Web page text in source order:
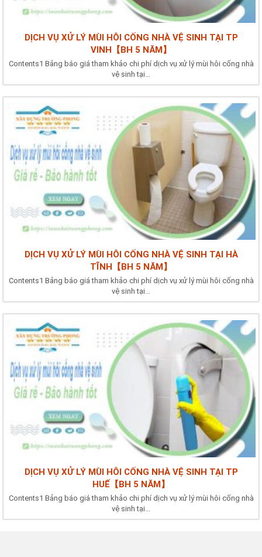
DỊCH VỤ XỬ LÝ MÙI HÔI CỐNG NHÀ VỆ SINH TẠI TP
VINH【BH 5 NĂM】
Contents1 Bảng báo giá tham khảo chi phí dịch vụ xử lý mùi hôi cống nhà
vệ sinh tại...
DỊCH VỤ XỬ LÝ MÙI HÔI CỐNG NHÀ VỆ SINH TẠI HÀ
TĨNH【BH 5 NĂM】
Contents1 Bảng báo giá tham khảo chi phí dịch vụ xử lý mùi hôi cống nhà
vệ sinh tại...
DỊCH VỤ XỬ LÝ MÙI HÔI CỐNG NHÀ VỆ SINH TẠI TP
HUẾ【BH 5 NĂM】
Contents1 Bảng báo giá tham khảo chi phí dịch vụ xử lý mùi hôi cống nhà
vệ sinh tại...